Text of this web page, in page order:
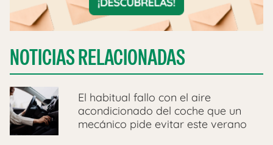
NOTICIAS RELACIONADAS
El habitual fallo con el aire
acondicionado del coche que un
mecánico pide evitar este verano